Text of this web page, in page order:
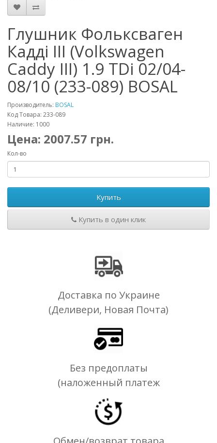
Глушник Фольксваген
Кадді III (Volkswagen
Caddy III) 1.9 TDi 02/04-
08/10 (233-089) BOSAL
Производитель: BOSAL
Код Товара: 233-089
Наличие: 1000
Цена: 2007.57 грн.
Кол-во
Купить
Купить в один клик
Доставка по Украине
(Деливери, Новая Почта)
Без предоплаты
(наложенный платеж